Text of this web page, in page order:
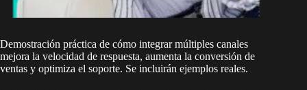
Demostración práctica de cómo integrar múltiples canales
mejora la velocidad de respuesta, aumenta la conversión de
ventas y optimiza el soporte. Se incluirán ejemplos reales.